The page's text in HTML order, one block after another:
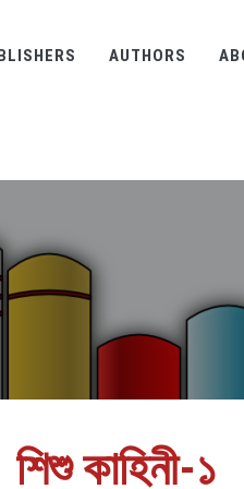
AUTHORS
শিশু কাহিনী-১